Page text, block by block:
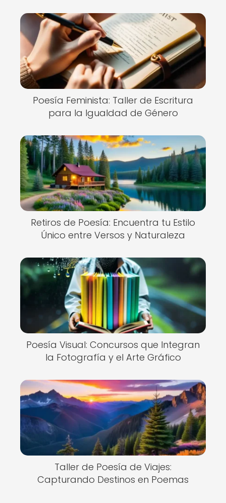
Poesía Feminista: Taller de Escritura
para la Igualdad de Género
Retiros de Poesía: Encuentra tu Estilo
Único entre Versos y Naturaleza
Poesía Visual: Concursos que Integran
la Fotografía y el Arte Gráfico
Taller de Poesía de Viajes:
Capturando Destinos en Poemas